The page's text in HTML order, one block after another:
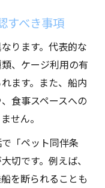
しむための必携
がちな持ち物チ
旅行の新定番
族旅行の魅力と
新しい旅のかた
すべき事項
ります。代表的な
、ケージ利用の有
ます。また、船内
食事スペースへの
せん。
「ペット同伴条
切です。例えば、
を断られることも